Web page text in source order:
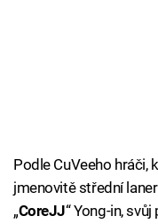
Podle CuVeeho hráči,
jmenovitě střední laner
„CoreJJ“ Yong-in,